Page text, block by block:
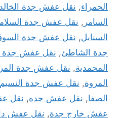
الحمراء, نقل عفش جدة
السامر , نقل عفش جدة
السنابل, نقل عفش جدة
جدة الشاطئ, نقل عفش جدة
المحمدية, نقل عفش جدة
المروة, نقل عفش جدة النسيم
الصفا, نقل عفش جده, نقل
عفش خارج جدة, نقل عفش